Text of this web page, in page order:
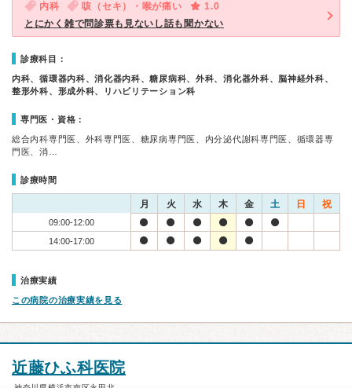
内科 咳（セキ）・喉が痛い
1.0
とにかく雑で問診票も見ないし話も聞かない
診療科目：
内科、循環器内科、消化器内科、糖尿病科、外科、消化器外科、脳神経外科、
整形外科、形成外科、リハビリテーション科
専門医・資格：
総合内科専門医、外科専門医、糖尿病専門医、内分泌代謝科専門医、循環器専
門医、消…
診療時間
月 火 水 木 金 土 日 祝
09:00-12:00
14:00-17:00
治療実績
この病院の治療実績を見る
近藤ひふ科医院